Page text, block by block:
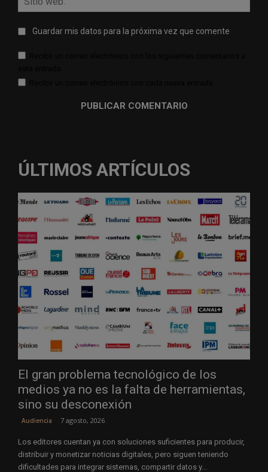
Guardar mis datos para la próxima vez que comente
ÚLTIMOS ARTÍCULOS
El gran problema tecnológico de los
medios ya no es la falta de herramientas,
sino su desconexión
Audiencia 7 agosto, 2026
Los editores cuentan ya con soluciones suficientes para producir,
distribuir y monetizar noticias digitales, pero siguen teniendo
dificultades para integrar sistemas, compartir datos y...